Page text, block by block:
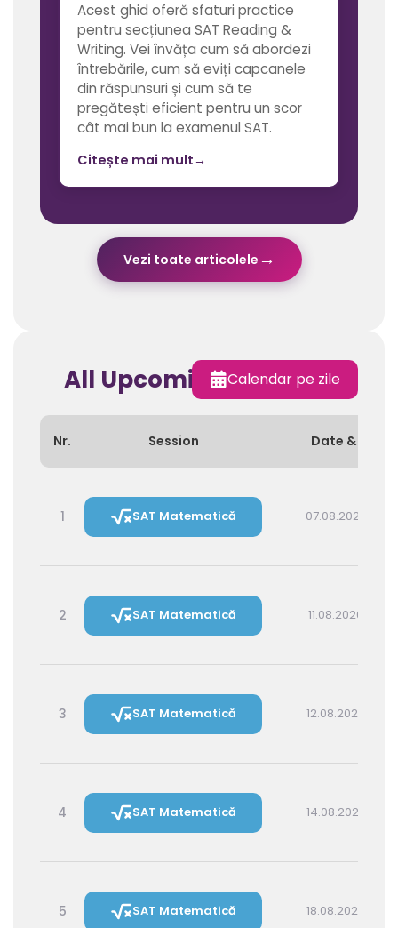
Acest ghid oferă sfaturi practice
pentru secțiunea SAT Reading &
Writing. Vei învăța cum să abordezi
întrebările, cum să eviți capcanele
din răspunsuri și cum să te
pregătești eficient pentru un scor
cât mai bun la examenul SAT.
Citește mai mult→
Vezi toate articolele →
All Upcoming Sessions
Calendar pe zile
Nr. Session Date & Time
1 SAT Matematică 07.08.2026 16:00
2 SAT Matematică 11.08.2026 16:00
3 SAT Matematică 12.08.2026 14:30
4 SAT Matematică 14.08.2026 16:00
5 SAT Matematică 18.08.2026 16:00